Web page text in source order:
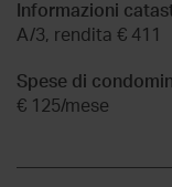
Informazioni
A/3, rendita € 411
Spese di
€ 125/mese